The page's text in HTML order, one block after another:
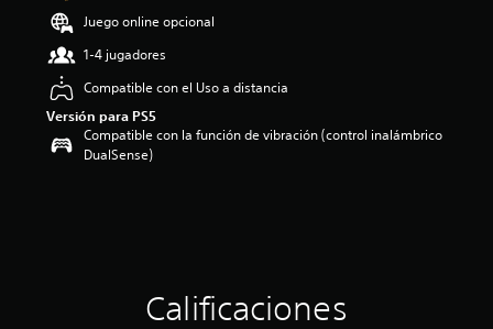
Juego online opcional
1-4 jugadores
Compatible con el Uso a distancia
Versión para PS5
Compatible con la función de vibración (control inalámbrico
DualSense)
Calificaciones